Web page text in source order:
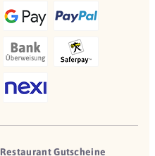
Restaurant Gutscheine